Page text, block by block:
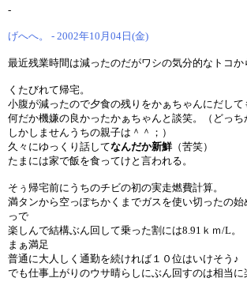
-
げへへ。 - 2002年10月04日(金)
最近残業時間は減ったのだがワシの気分的なトコ
くたびれて帰宅。
小腹が減ったので夕食の残りをかぁちゃんにだし
何だか機嫌の良かったかぁちゃんと談笑。（どっ
しかしませんうちの親子は＾＾；）
久々にゆっくり話してなんだか新鮮 （苦笑）
たまには家で飯を食ってけと言われる。
そぅ帰宅前にうちのチビの初の実走燃費計算。
満タンから空っぽちかくまでガスを使い切ったの始
っで
楽しんで結構ぶん回して乗った割には8.91ｋｍ/L。
まぁ満足
普通に大人しく通勤を続ければ１０位はいけそう♪
でも仕事上がりのウサ晴らしにぶん回すのは相当